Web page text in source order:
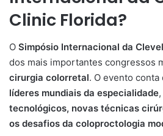
Clinic Florida?
O Simpósio Internacional da
dos mais importantes congressos
cirurgia colorretal. O evento
líderes mundiais da especialidade
tecnológicos, novas técnicas
os desafios da coloproctologia